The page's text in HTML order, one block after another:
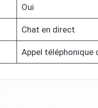
Oui
Chat en direct
Appel téléphonique